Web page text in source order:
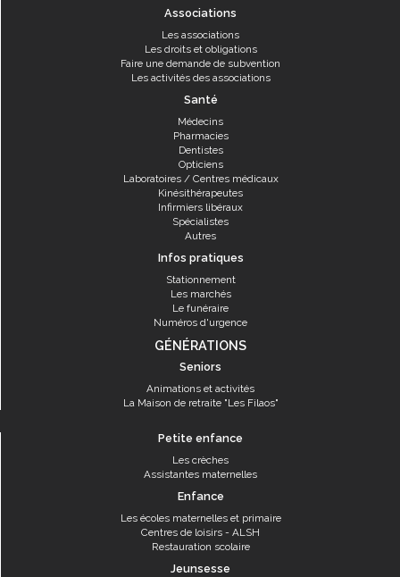
Associations
Les associations
Les droits et obligations
Faire une demande de subvention
Les activités des associations
Santé
Médecins
Pharmacies
Dentistes
Opticiens
Laboratoires / Centres médicaux
Kinésithérapeutes
Infirmiers libéraux
Spécialistes
Autres
Infos pratiques
Stationnement
Les marchés
Le funéraire
Numéros d'urgence
GÉNÉRATIONS
Seniors
Animations et activités
La Maison de retraite "Les Filaos"
Petite enfance
Les crèches
Assistantes maternelles
Enfance
Les écoles maternelles et primaire
Centres de loisirs - ALSH
Restauration scolaire
Jeunsesse